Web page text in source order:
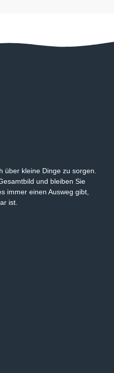
über kleine Dinge zu sorgen.
und bleiben Sie
immer einen Ausweg gibt,
ist.